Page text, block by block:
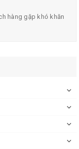
Transistor
hàng gặp khó khăn